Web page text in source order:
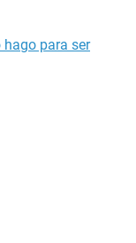
hago para ser